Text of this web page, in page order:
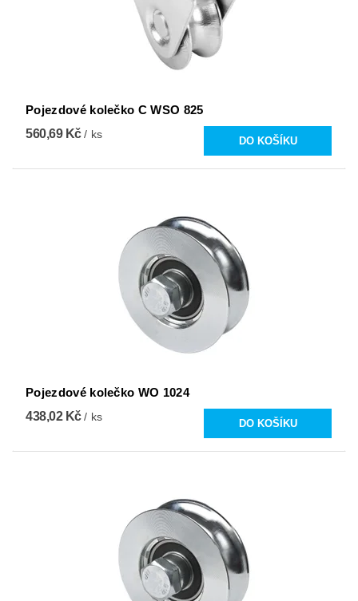
Pojezdové kolečko C WSO 825
560,69 Kč/ ks
Pojezdové kolečko WO 1024
438,02 Kč/ ks